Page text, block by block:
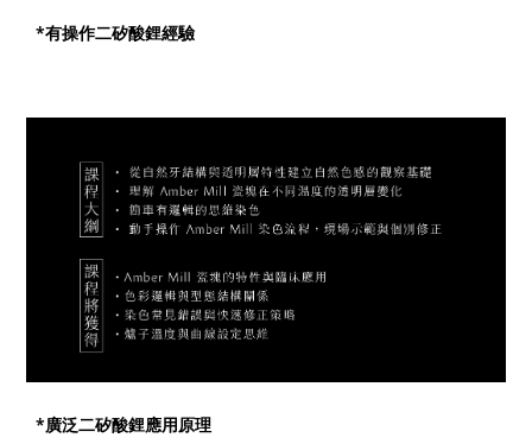
*有操作二矽酸鋰經驗
*廣泛二矽酸鋰應用原理